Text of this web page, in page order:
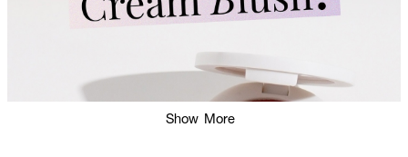
Show More